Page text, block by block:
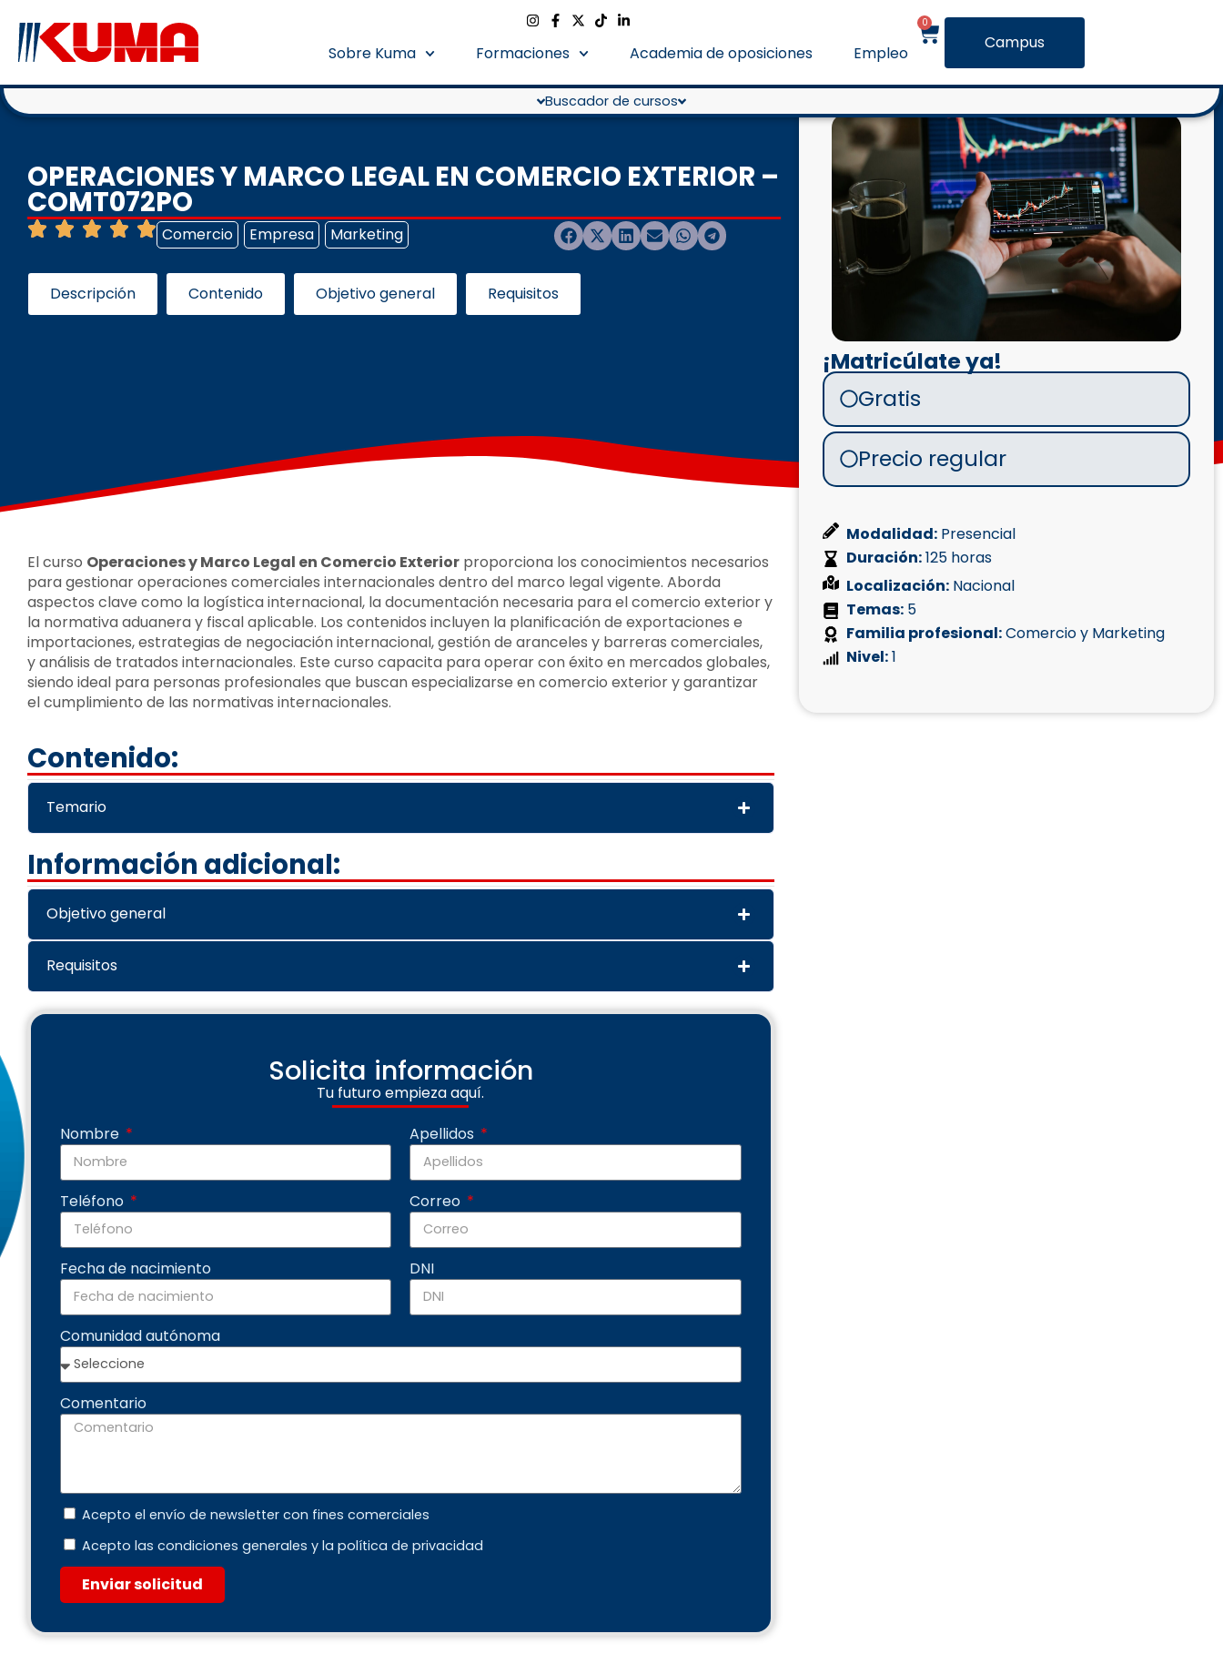
Sobre Kuma Formaciones Academia de oposiciones Empleo
0
Campus
Buscador de cursos
OPERACIONES Y MARCO LEGAL EN COMERCIO EXTERIOR –
COMT072PO
Comercio Empresa Marketing
Descripción Contenido Objetivo general Requisitos
¡Matricúlate ya!
Gratis
Precio regular
Modalidad: Presencial
Duración:125 horas
Localización: Nacional
Temas:5
Familia profesional:Comercio y Marketing
Nivel:1
El curso Operaciones y Marco Legal en Comercio Exterior proporciona los conocimientos necesarios
para gestionar operaciones comerciales internacionales dentro del marco legal vigente. Aborda
aspectos clave como la logística internacional, la documentación necesaria para el comercio exterior y
la normativa aduanera y fiscal aplicable. Los contenidos incluyen la planificación de exportaciones e
importaciones, estrategias de negociación internacional, gestión de aranceles y barreras comerciales,
y análisis de tratados internacionales. Este curso capacita para operar con éxito en mercados globales,
siendo ideal para personas profesionales que buscan especializarse en comercio exterior y garantizar
el cumplimiento de las normativas internacionales.
Contenido:
Temario
Información adicional:
Objetivo general
Requisitos
Solicita información
Tu futuro empieza aquí.
Nombre
Apellidos
Teléfono Correo
Fecha de nacimiento DNI
Comunidad autónoma
Comentario
Acepto el envío de newsletter con fines comerciales
Acepto las condiciones generales y la política de privacidad
Enviar solicitud